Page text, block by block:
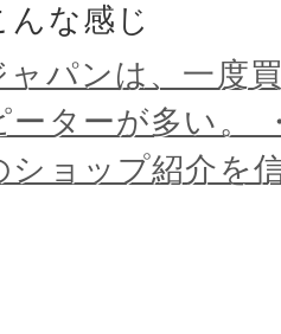
んな感じ
ャパンは、一度
ーターが多い。
ショップ紹介を